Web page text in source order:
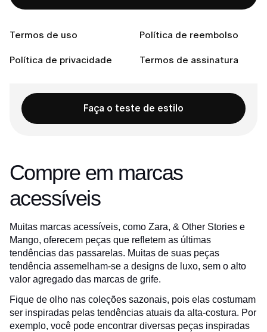
Termos de uso Política de reembolso
Política de privacidade Termos de assinatura
Compre em marcas
acessíveis
Muitas marcas acessíveis, como Zara, & Other Stories e
Mango, oferecem peças que refletem as últimas
tendências das passarelas. Muitas de suas peças
tendência assemelham-se a designs de luxo, sem o alto
valor agregado das marcas de grife.
Fique de olho nas coleções sazonais, pois elas costumam
ser inspiradas pelas tendências atuais da alta-costura. Por
exemplo, você pode encontrar diversas peças inspiradas
Foque nos acessórios
Faça o teste de estilo